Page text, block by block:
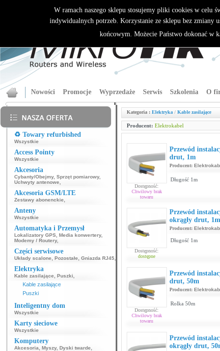
Nowości Promocje Wyprzedaże Serwis Szkolenia O
♻️ Towary refurbished
Wszystkie
Access Pointy
Wszystkie
Akcesoria
Cybanty/Obejmy, Sprzęt pomiarowy,
Uchwyty antenowe
Akcesoria GSM/LTE
Zestawy abonenckie
Anteny
Wszystkie
Automatyka i Przemysł
Lokalizatory GPS Media konwertery,
Modemy / Routery,
Części serwisowe
Układy scalone Pozostałe Gniazda RJ45
Elektryka
Kable zasilające Puszki
Kable zasilające
Puszki
Inteligentny dom
Wszystkie
Karty sieciowe
Wszystkie
Komputery
Akcesoria Myszy, Dyski twarde
Kategoria : Elektryka/ Kable zasilające
Producent: Elektrokabel
Dostępność:
Chwilowy brak
towaru
Przewód
drut, 1m
Producent:
Długość 1m
Dostępność:
dostępne
Przewód
okrągły drut, 1m
Producent:
Długość 1m
Dostępność:
Chwilowy brak
towaru
Przewód
drut, 50m
Producent:
Rolka 50m
Przewód
okrągły drut,
W ramach naszego sklepu stosujemy pliki cookies w celu
indywidualnych potrzeb. Korzystanie ze sklepu bez zmiany
końcowym. Możecie Państwo dokonać w